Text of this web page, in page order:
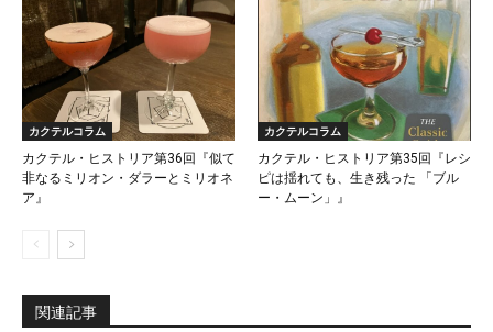
カクテルコラム
カクテル・ヒストリア第36回『似て
非なるミリオン・ダラーとミリオネ
ア』
カクテルコラム
カクテル・ヒストリア第35回『レシ
ピは揺れても、生き残った 「ブル
ー・ムーン」』
関連記事